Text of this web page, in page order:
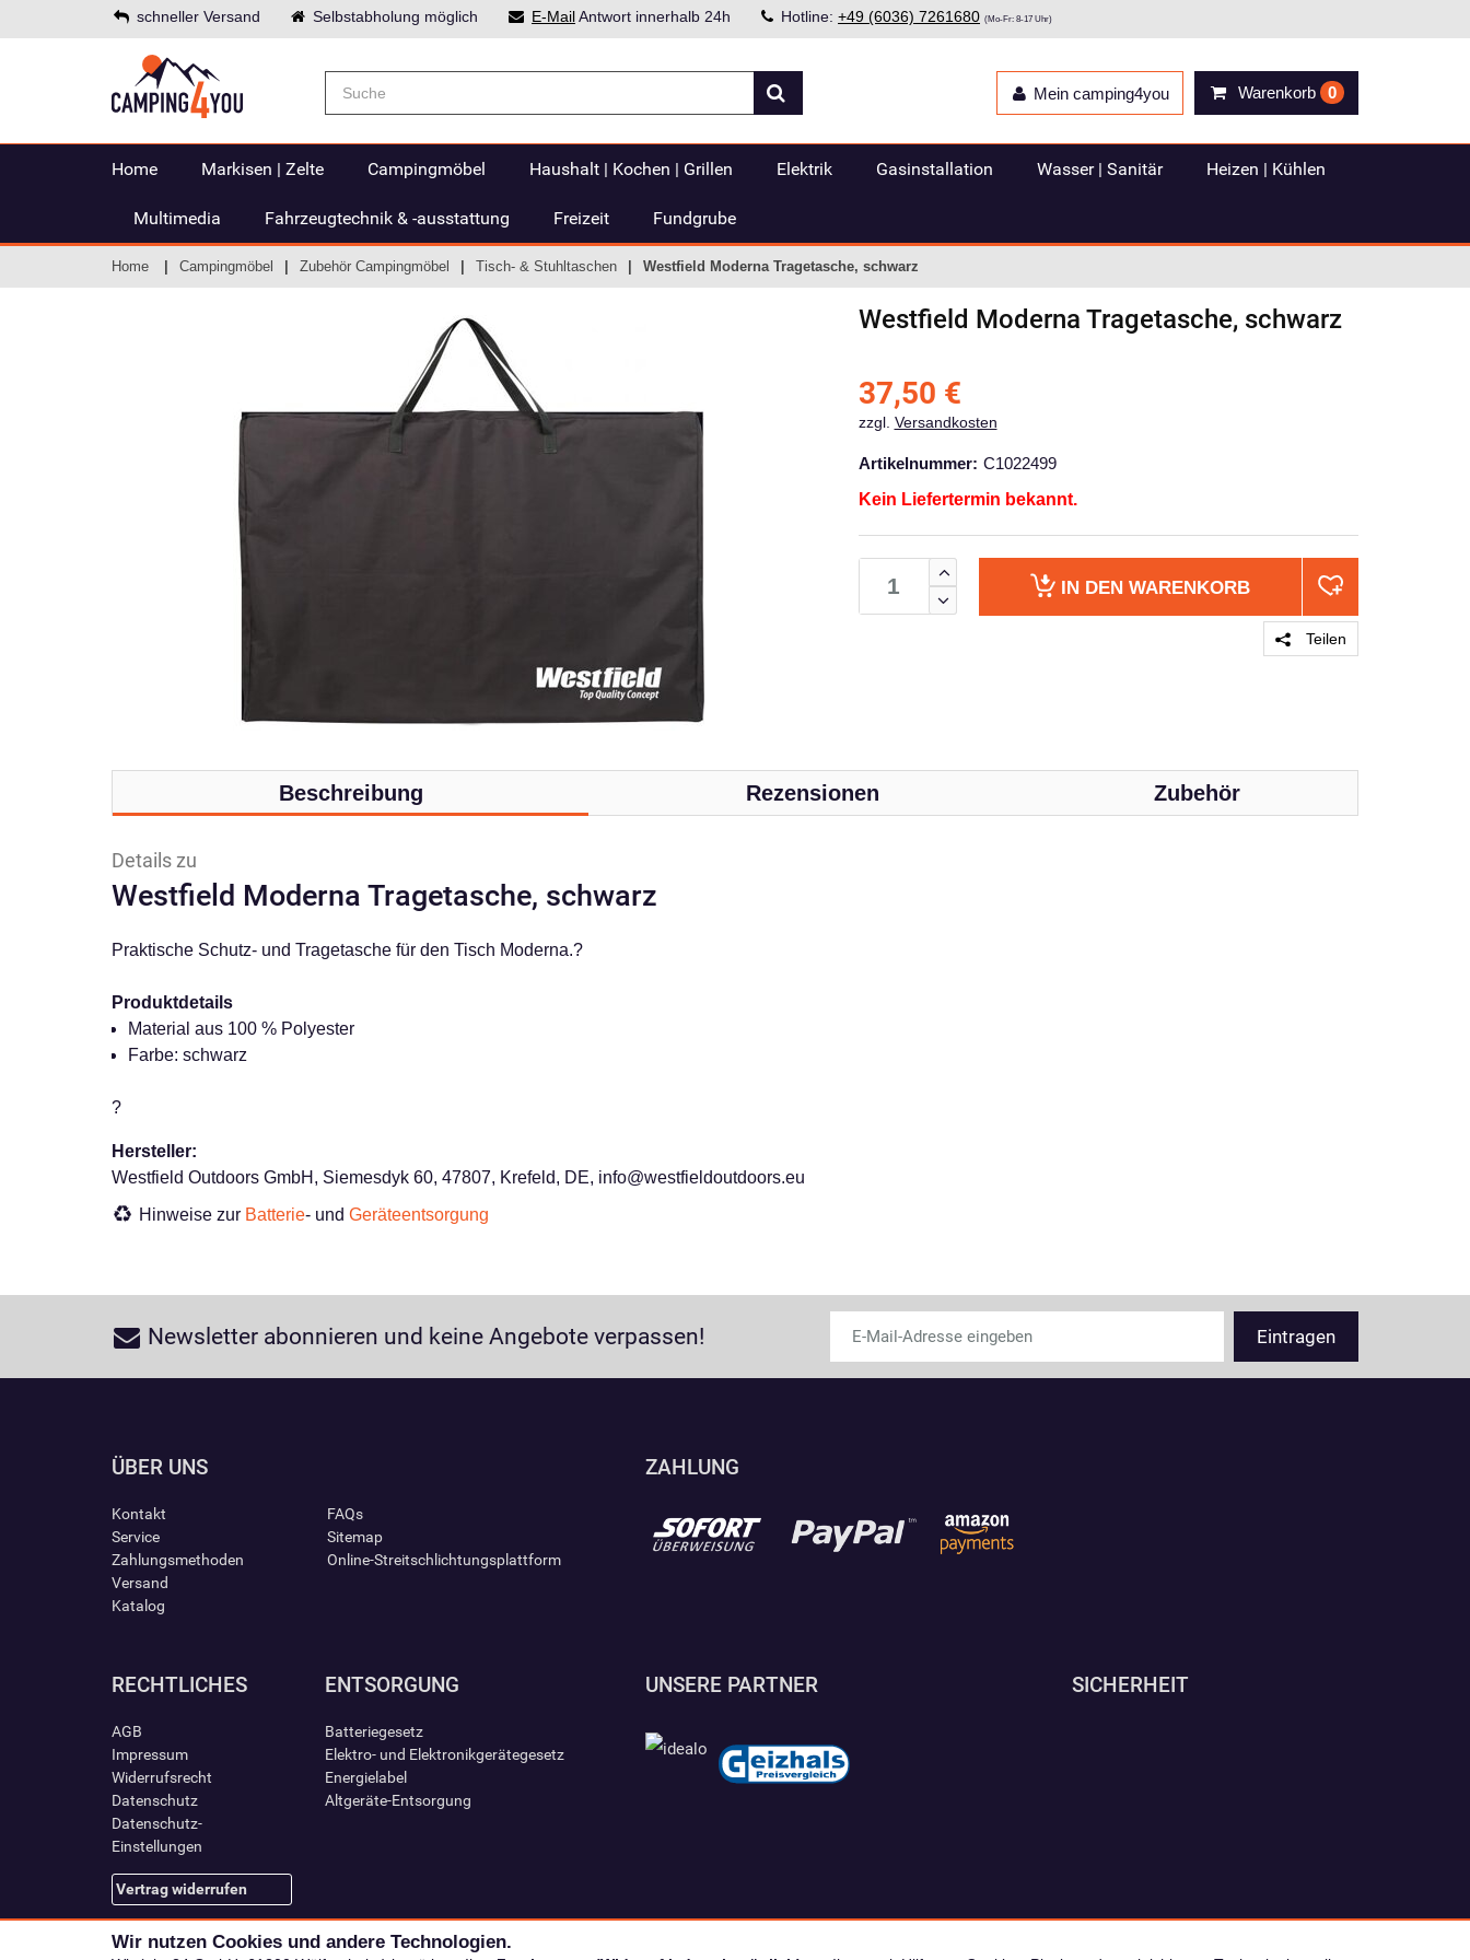
schneller Versand Selbstabholung möglich E-MailAntwort innerhalb 24h Hotline: +49 (6036) 7261680 (Mo-Fr: 8-17 Uhr)
Warenkorb 0
Mein camping4you
Home Markisen | Zelte Campingmöbel Haushalt | Kochen | Grillen Elektrik Gasinstallation Wasser | Sanitär Heizen | Kühlen
Multimedia Fahrzeugtechnik & -ausstattung Freizeit Fundgrube
Home Campingmöbel Zubehör Campingmöbel Tisch- & Stuhltaschen Westfield Moderna Tragetasche, schwarz
Westfield Moderna Tragetasche, schwarz
37,50 €
zzgl. Versandkosten
Artikelnummer: C1022499
Kein Liefertermin bekannt.
IN DEN WARENKORB
Teilen
Beschreibung Rezensionen Zubehör
Details zu
Westfield Moderna Tragetasche, schwarz
Praktische Schutz- und Tragetasche für den Tisch Moderna.?
Produktdetails
Material aus 100 % Polyester
Farbe: schwarz
?
Hersteller:
Westfield Outdoors GmbH, Siemesdyk 60, 47807, Krefeld, DE, info@westfieldoutdoors.eu
Hinweise zur Batterie- und Geräteentsorgung
Newsletter abonnieren und keine Angebote verpassen!
ÜBER UNS
Kontakt
Service
Zahlungsmethoden
Versand
Katalog
FAQs
Sitemap
Online-Streitschlichtungsplattform
ZAHLUNG
RECHTLICHES
AGB
Impressum
Widerrufsrecht
Datenschutz
Datenschutz-
Einstellungen
Vertrag widerrufen
ENTSORGUNG
Batteriegesetz
Elektro- und Elektronikgerätegesetz
Energielabel
Altgeräte-Entsorgung
UNSERE PARTNER SICHERHEIT
Wir nutzen Cookies und andere Technologien.